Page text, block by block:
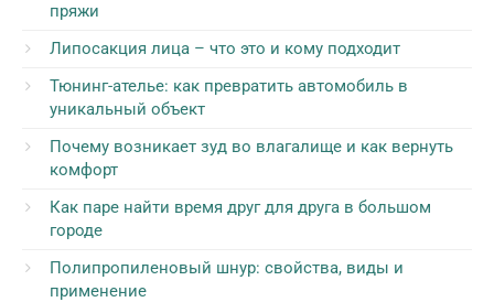
пряжи
Липосакция лица – что это и кому подходит
Тюнинг-ателье: как превратить автомобиль в
уникальный объект
Почему возникает зуд во влагалище и как вернуть
комфорт
Как паре найти время друг для друга в большом
городе
Полипропиленовый шнур: свойства, виды и
применение